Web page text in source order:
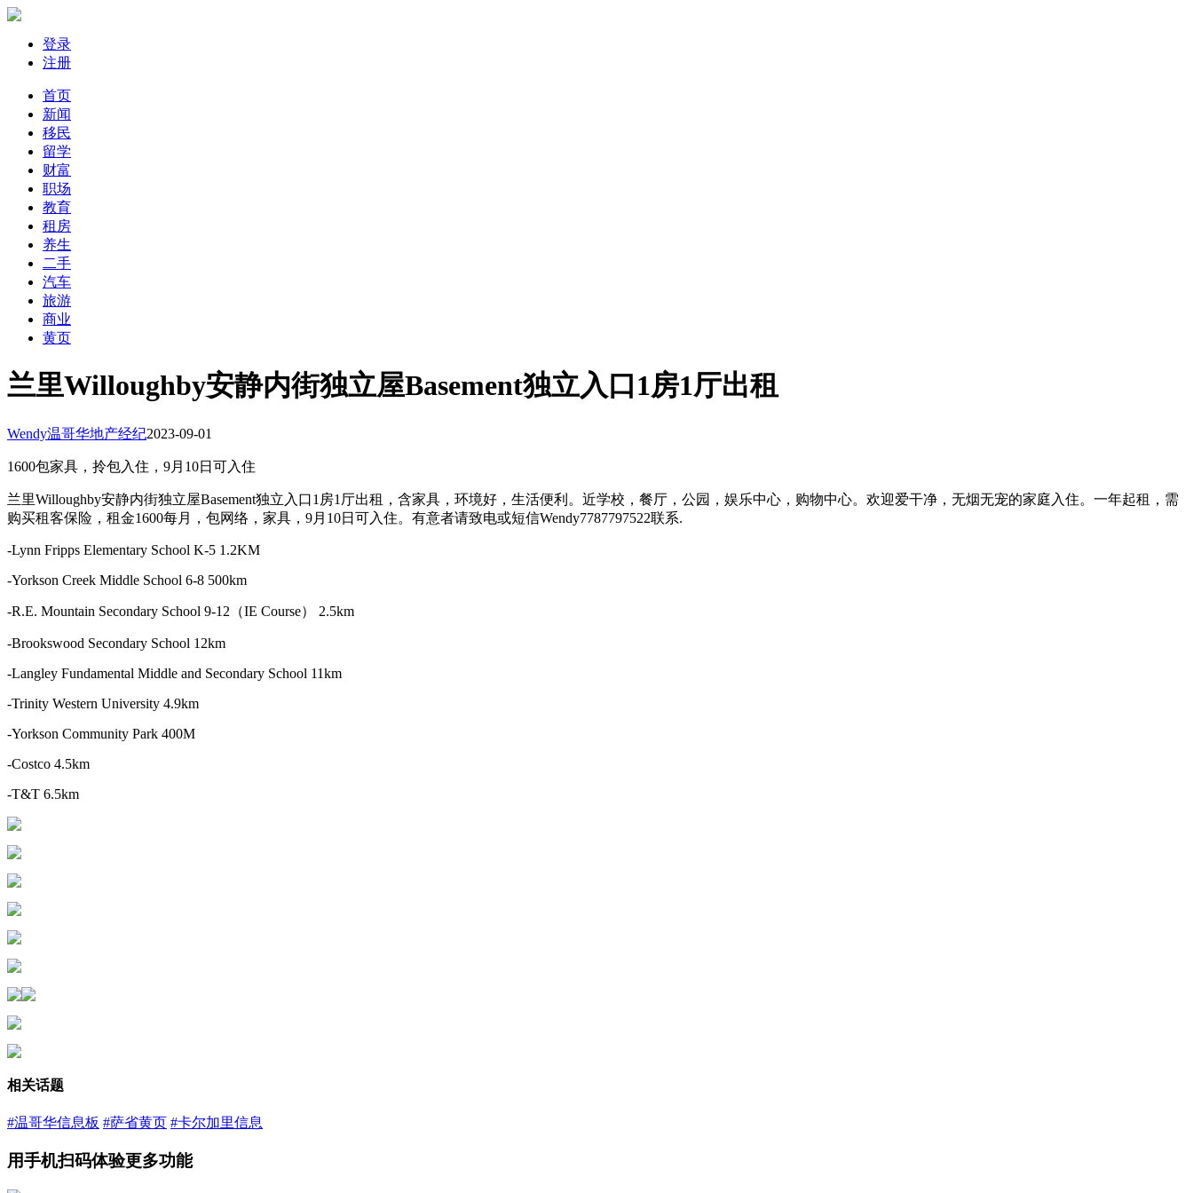
登录
注册
首页
新闻
移民
留学
财富
职场
教育
租房
养生
二手
汽车
旅游
商业
黄页
兰里Willoughby安静内街独立屋Basement独立入口1房1厅出租
Wendy温哥华地产经纪2023-09-01
1600包家具，拎包入住，9月10日可入住
兰里Willoughby安静内街独立屋Basement独立入口1房1厅出租，含家具，环境好，生活便利。近学校，餐厅，公园，娱乐中心，购物中心。欢迎爱干净，无烟无宠的家庭入住。一年起租，需
购买租客保险，租金1600每月，包网络，家具，9月10日可入住。有意者请致电或短信Wendy7787797522联系.
-Lynn Fripps Elementary School K-5 1.2KM
-Yorkson Creek Middle School 6-8 500km
-R.E. Mountain Secondary School 9-12（IE Course） 2.5km
-Brookswood Secondary School 12km
-Langley Fundamental Middle and Secondary School 11km
-Trinity Western University 4.9km
-Yorkson Community Park 400M
-Costco 4.5km
-T&T 6.5km
相关话题
#温哥华信息板 #萨省黄页 #卡尔加里信息
用手机扫码体验更多功能